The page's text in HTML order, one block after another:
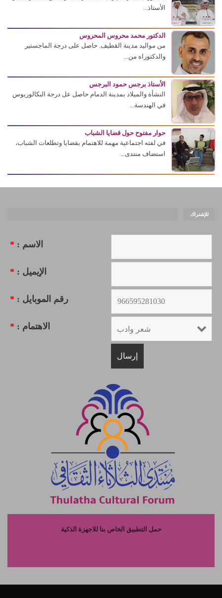
الأستاذ...
الدكتور محمد محروس المحروس
من مواليد مدينة القطيف. حاصل على درجة الماجستير
والدكتوراه من...
الأستاذ برجس حمود البرجس
النشأة والميلاد بمدينة الدمام حاصل عل درجة البكالوريوس
في الهندسة...
حوار مفتوح حول قضايا الشباب
في لفته اجتماعية مهمة للاهتمام بقضايا وتطلعات الشباب،
استضاف منتدى...
للإشتراك
الاسم : *
الإيميل : *
رقم الموبايل : *
الاهتمام : *
حمل التطبيق الخاص بنا للاجهزة الذكية